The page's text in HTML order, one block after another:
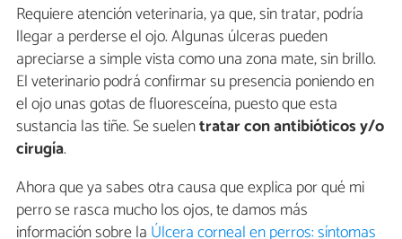
Requiere atención veterinaria, ya que, sin tratar, podría
llegar a perderse el ojo. Algunas úlceras pueden
apreciarse a simple vista como una zona mate, sin brillo.
El veterinario podrá confirmar su presencia poniendo en
el ojo unas gotas de fluoresceína, puesto que esta
sustancia las tiñe. Se suelentratar con antibióticos y/o
cirugía.
Ahora que ya sabes otra causa que explica por qué mi
perro se rasca mucho los ojos, te damos más
información sobre la Úlcera corneal en perros: síntomas